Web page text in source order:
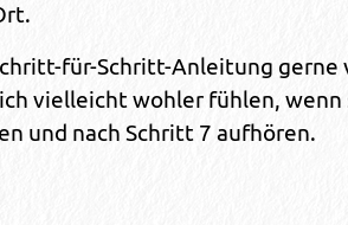
für-Schritt-Anleitung gerne
vielleicht wohler fühlen, wenn
und nach Schritt 7 aufhören.